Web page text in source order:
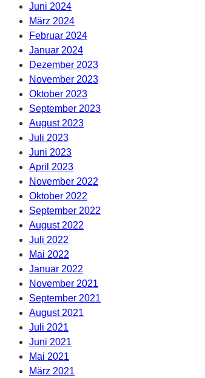
Juni 2024
März 2024
Februar 2024
Januar 2024
Dezember 2023
November 2023
Oktober 2023
September 2023
August 2023
Juli 2023
Juni 2023
April 2023
November 2022
Oktober 2022
September 2022
August 2022
Juli 2022
Mai 2022
Januar 2022
November 2021
September 2021
August 2021
Juli 2021
Juni 2021
Mai 2021
März 2021